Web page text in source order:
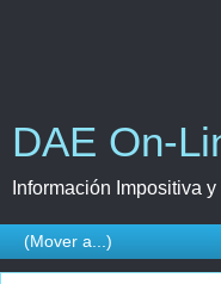
DAE On-
Información Impositiva